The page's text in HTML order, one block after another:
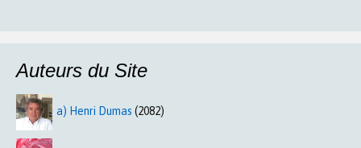
Auteurs du Site
a) Henri Dumas (2082)